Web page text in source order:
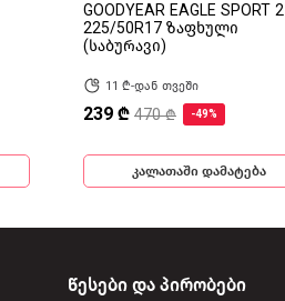
GOODYEAR EAGLE SPORT 2
225/50R17 ზაფხული
(საბურავი)
11 ₾-დან თვეში
239 ₾ 470 ₾ -49%
კალათაში დამატება
წესები და პირობები